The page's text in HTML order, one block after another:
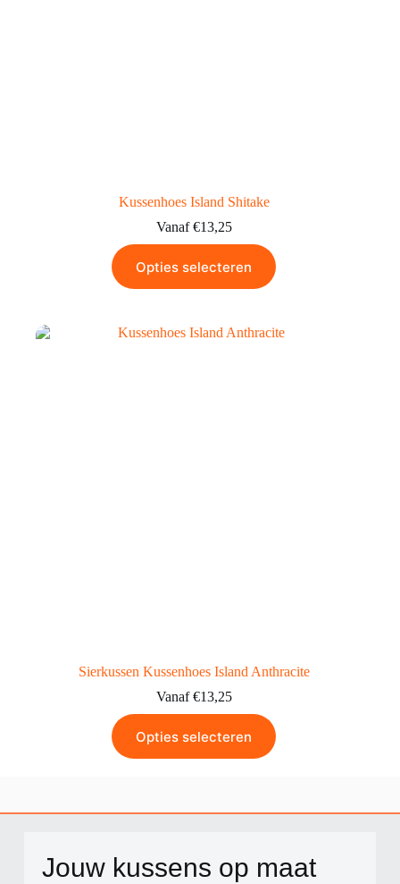
Kussenhoes Island Shitake
Vanaf €13,25
Opties selecteren
Sierkussen Kussenhoes Island Anthracite
Vanaf €13,25
Opties selecteren
Jouw kussens op maat